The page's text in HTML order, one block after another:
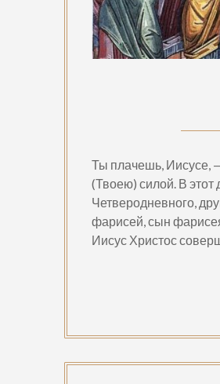
Ты плачешь, Иисусе,
(Твоею) силой. В
Четверодневного,
фарисей, сын
Иисус Христос